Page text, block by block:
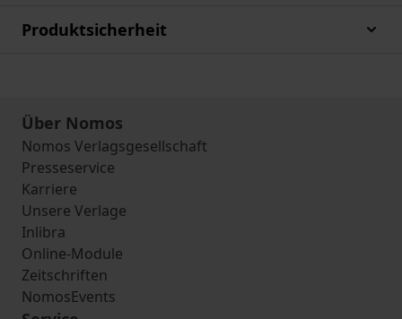
Produktsicherheit
Über Nomos
Nomos Verlagsgesellschaft
Presseservice
Karriere
Unsere Verlage
Inlibra
Online-Module
Zeitschriften
NomosEvents